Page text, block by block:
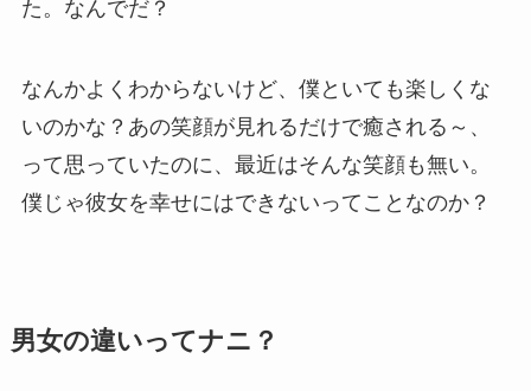
た。なんでだ？
なんかよくわからないけど、僕といても楽しくな
いのかな？あの笑顔が見れるだけで癒される～、
って思っていたのに、最近はそんな笑顔も無い。
僕じゃ彼女を幸せにはできないってことなのか？
男女の違いってナニ？